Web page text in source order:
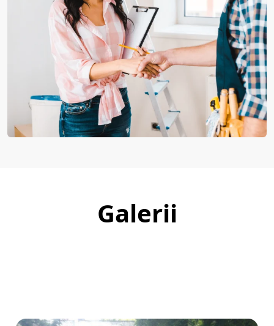
Galerii